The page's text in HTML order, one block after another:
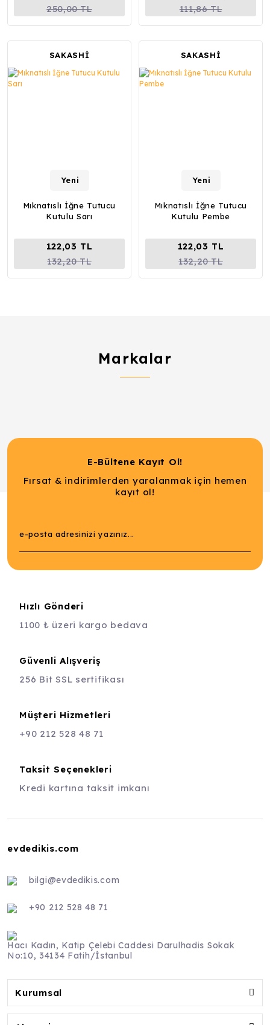
250,00 TL
111,86 TL
SAKASHİ
Yeni
Mıknatıslı İğne Tutucu
Kutulu Sarı
122,03 TL
132,20 TL
SAKASHİ
Yeni
Mıknatıslı İğne Tutucu
Kutulu Pembe
122,03 TL
132,20 TL
Markalar
E-Bültene Kayıt Ol!
Fırsat & indirimlerden yaralanmak için hemen
kayıt ol!
Hızlı Gönderi
1100 ₺ üzeri kargo bedava
Güvenli Alışveriş
256 Bit SSL sertifikası
Müşteri Hizmetleri
+90 212 528 48 71
Taksit Seçenekleri
Kredi kartına taksit imkanı
evdedikis.com
bilgi@evdedikis.com
+90 212 528 48 71
Hacı Kadın, Katip Çelebi Caddesi Darulhadis Sokak
No:10, 34134 Fatih/İstanbul
Kurumsal